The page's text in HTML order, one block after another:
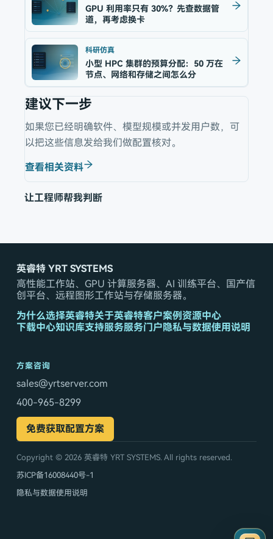
GPU 利用率只有 30%？先查数据管
道，再考虑换卡
科研仿真
小型 HPC 集群的预算分配：50 万在
节点、网络和存储之间怎么分
建议下一步
如果您已经明确软件、模型规模或并发用户数，可
以把这些信息发给我们做配置核对。
查看相关资料
让工程师帮我判断
英睿特 YRT SYSTEMS
高性能工作站、GPU 计算服务器、AI 训练平台、国产信
创平台、远程图形工作站与存储服务器。
为什么选择英睿特关于英睿特客户案例资源中心
下载中心知识库支持服务服务门户隐私与数据使用说明
方案咨询
sales@yrtserver.com
400-965-8299
免费获取配置方案
Copyright © 2026 英睿特 YRT SYSTEMS. All rights reserved.
苏ICP备16008440号-1
隐私与数据使用说明